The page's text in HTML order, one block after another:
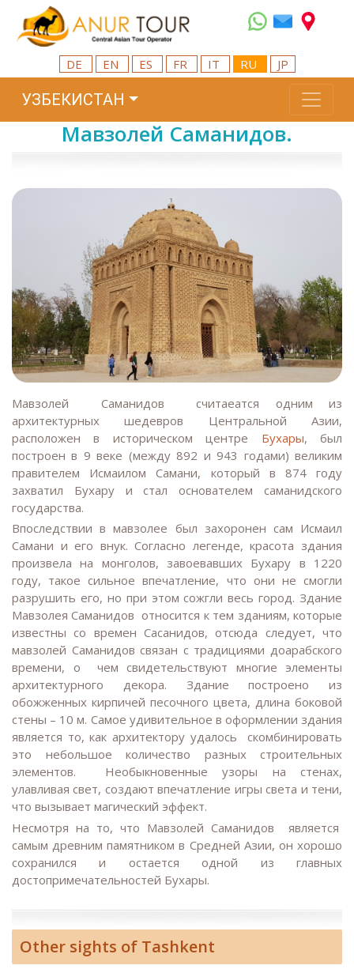
DE EN ES FR IT RU JP
УЗБЕКИСТАН
Мавзолей Саманидов.
Мавзолей Саманидов считаеатся одним из
архитектурных шедевров Центральной Азии,
расположен в историческом центре Бухары, был
построен в 9 веке (между 892 и 943 годами) великим
правителем Исмаилом Самани, который в 874 году
захватил Бухару и стал основателем саманидского
государства.
Впоследствии в мавзолее был захоронен сам Исмаил
Самани и его внук. Согласно легенде, красота здания
произвела на монголов, завоевавших Бухару в 1220
году, такое сильное впечатление, что они не смогли
разрушить его, но при этом сожгли весь город. Здание
Мавзолея Саманидов относится к тем зданиям, которые
известны со времен Сасанидов, отсюда следует, что
мавзолей Саманидов связан с традициями доарабского
времени, о чем свидетельствуют многие элементы
архитектурного декора. Здание построено из
обожженных кирпичей песочного цвета, длина боковой
стены – 10 м. Самое удивительное в оформлении здания
является то, как архитектору удалось скомбинировать
это небольшое количество разных строительных
элементов. Необыкновенные узоры на стенах,
улавливая свет, создают впечатление игры света и тени,
что вызывает магический эффект.
Несмотря на то, что Мавзолей Саманидов является
самым древним памятником в Средней Азии, он хорошо
сохранился и остается одной из главных
достопримечательностей Бухары.
Other sights of Tashkent